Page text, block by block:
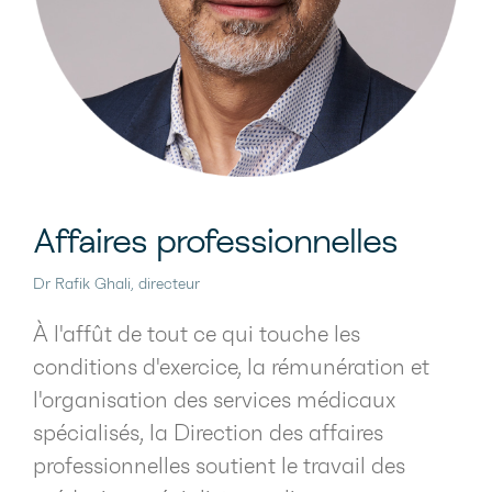
normes, de l’équité, de la santé et de la
sécurité du travail (CNESST), Services
Correctionnels Canada ou Retraite
Québec.
La Direction des affaires juridiques et de
négociations continues pour répondre à
diverses problématiques ponctuelles. La
se fait sur une plus longue période,
variant généralement de trois à quatre
ans.
Cette direction offre aussi un service-
Affaires professionnelles
Dr Rafik Ghali, directeur
À l'affût de tout ce qui touche les
conditions d'exercice, la rémunération et
l'organisation des services médicaux
spécialisés, la Direction des affaires
professionnelles soutient le travail des